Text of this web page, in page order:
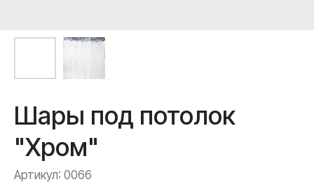
Шары под потолок
"Хром"
Артикул: 0066